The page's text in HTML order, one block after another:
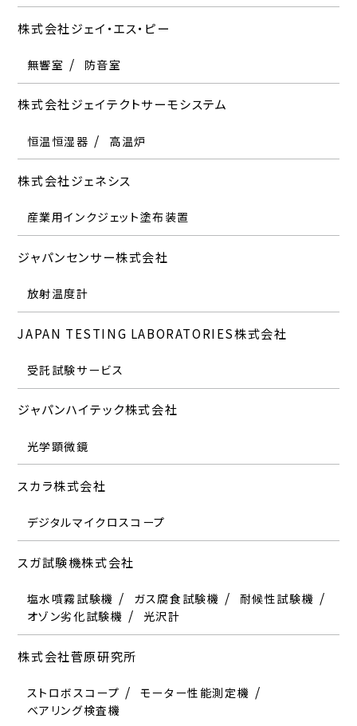
株式会社ジェイ・エス・ピー
無響室 防音室
株式会社ジェイテクトサーモシステム
恒温恒湿器 高温炉
株式会社ジェネシス
産業用インクジェット塗布装置
ジャパンセンサー株式会社
放射温度計
JAPAN TESTING LABORATORIES株式会社
受託試験サービス
ジャパンハイテック株式会社
光学顕微鏡
スカラ株式会社
デジタルマイクロスコープ
スガ試験機株式会社
塩水噴霧試験機 ガス腐食試験機
耐候性試験機
オゾン劣化試験機
光沢計
株式会社菅原研究所
ストロボスコープ
モーター性能測定機
ベアリング検査機